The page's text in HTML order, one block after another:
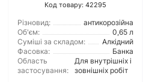
Код товару: 42295
Різновид:
антикорозійна
Об'єм:
0,65 л
Суміші за складом:
Алкідний
Фасовка:
Банка
Область
застосування:
Для внутрішніх і
зовнішніх робіт